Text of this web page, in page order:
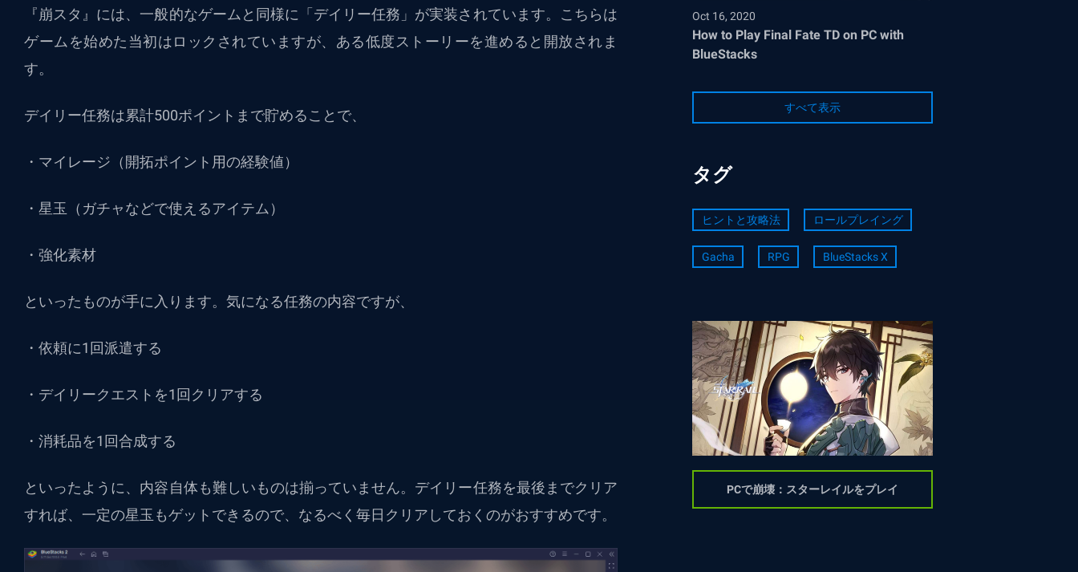
『崩スタ』には、一般的なゲームと同様に「デイリー任務」が実装されています。こちらは
ゲームを始めた当初はロックされていますが、ある低度ストーリーを進めると開放されま
す。
デイリー任務は累計500ポイントまで貯めることで、
・マイレージ（開拓ポイント用の経験値）
・星玉（ガチャなどで使えるアイテム）
・強化素材
といったものが手に入ります。気になる任務の内容ですが、
・依頼に1回派遣する
・デイリークエストを1回クリアする
・消耗品を1回合成する
といったように、内容自体も難しいものは揃っていません。デイリー任務を最後までクリア
すれば、一定の星玉もゲットできるので、なるべく毎日クリアしておくのがおすすめです。
Oct 16, 2020
How to Play Final Fate TD on PC with
BlueStacks
すべて表示
タグ
ヒントと攻略法 ロールプレイング
Gacha RPG BlueStacks X
PCで崩壊：スターレイルをプレイ